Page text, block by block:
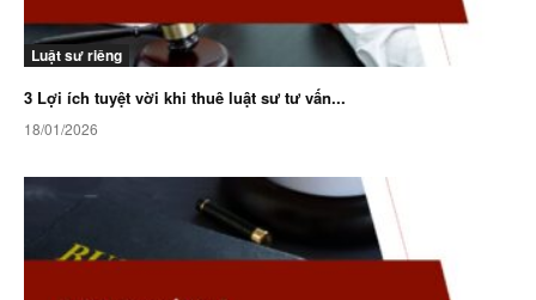
Luật sư riêng
3 Lợi ích tuyệt vời khi thuê luật sư tư vấn...
18/01/2026